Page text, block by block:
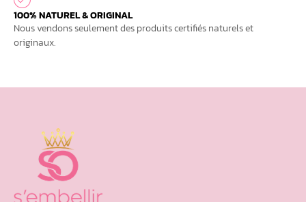
100% NATUREL & ORIGINAL
Nous vendons seulement des produits certifiés naturels et
originaux.